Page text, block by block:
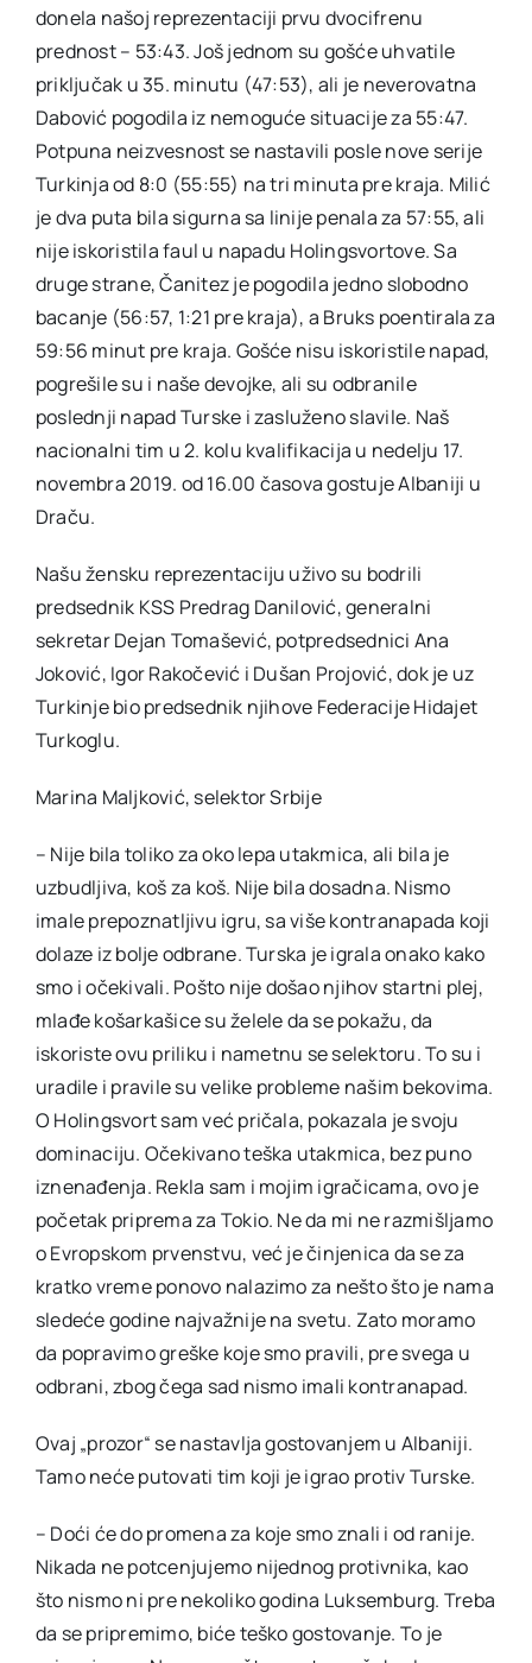
donela našoj reprezentaciji prvu dvocifrenu
prednost – 53:43. Još jednom su gošće uhvatile
priključak u 35. minutu (47:53), ali je neverovatna
Dabović pogodila iz nemoguće situacije za 55:47.
Potpuna neizvesnost se nastavili posle nove serije
Turkinja od 8:0 (55:55) na tri minuta pre kraja. Milić
je dva puta bila sigurna sa linije penala za 57:55, ali
nije iskoristila faul u napadu Holingsvortove. Sa
druge strane, Čanitez je pogodila jedno slobodno
bacanje (56:57, 1:21 pre kraja), a Bruks poentirala za
59:56 minut pre kraja. Gošće nisu iskoristile napad,
pogrešile su i naše devojke, ali su odbranile
poslednji napad Turske i zasluženo slavile. Naš
nacionalni tim u 2. kolu kvalifikacija u nedelju 17.
novembra 2019. od 16.00 časova gostuje Albaniji u
Draču.
Našu žensku reprezentaciju uživo su bodrili
predsednik KSS Predrag Danilović, generalni
sekretar Dejan Tomašević, potpredsednici Ana
Joković, Igor Rakočević i Dušan Projović, dok je uz
Turkinje bio predsednik njihove Federacije Hidajet
Turkoglu.
Marina Maljković, selektor Srbije
– Nije bila toliko za oko lepa utakmica, ali bila je
uzbudljiva, koš za koš. Nije bila dosadna. Nismo
imale prepoznatljivu igru, sa više kontranapada koji
dolaze iz bolje odbrane. Turska je igrala onako kako
smo i očekivali. Pošto nije došao njihov startni plej,
mlađe košarkašice su želele da se pokažu, da
iskoriste ovu priliku i nametnu se selektoru. To su i
uradile i pravile su velike probleme našim bekovima.
O Holingsvort sam već pričala, pokazala je svoju
dominaciju. Očekivano teška utakmica, bez puno
iznenađenja. Rekla sam i mojim igračicama, ovo je
početak priprema za Tokio. Ne da mi ne razmišljamo
o Evropskom prvenstvu, već je činjenica da se za
kratko vreme ponovo nalazimo za nešto što je nama
sledeće godine najvažnije na svetu. Zato moramo
da popravimo greške koje smo pravili, pre svega u
odbrani, zbog čega sad nismo imali kontranapad.
Ovaj „prozor“ se nastavlja gostovanjem u Albaniji.
Tamo neće putovati tim koji je igrao protiv Turske.
– Doći će do promena za koje smo znali i od ranije.
Nikada ne potcenjujemo nijednog protivnika, kao
što nismo ni pre nekoliko godina Luksemburg. Treba
da se pripremimo, biće teško gostovanje. To je